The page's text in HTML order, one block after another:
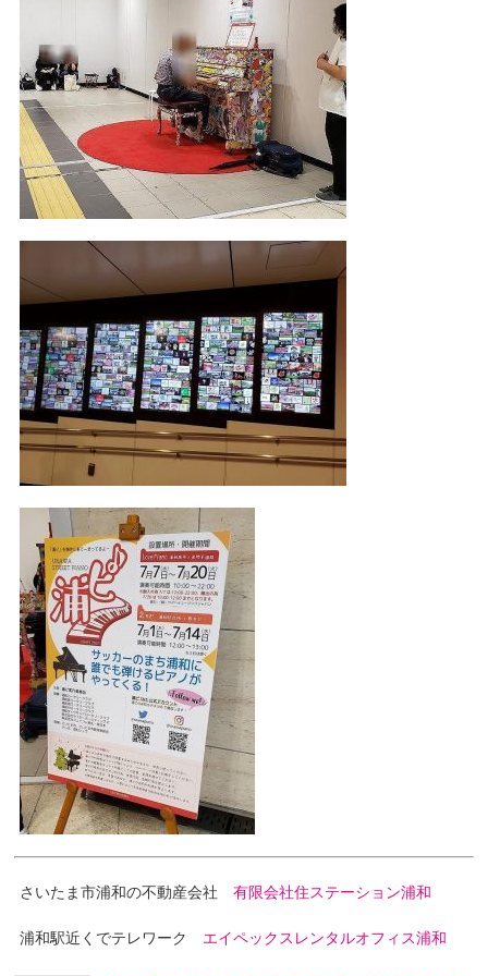
さいたま市浦和の不動産会社有限会社住ステーション浦和
浦和駅近くでテレワーク エイペックスレンタルオフィス浦和